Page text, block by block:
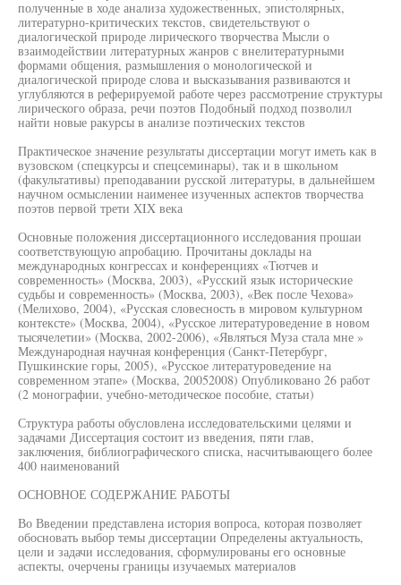
полученные в ходе анализа художественных, эпистолярных,
литературно-критических текстов, свидетельствуют о
диалогической природе лирического творчества Мысли о
взаимодействии литературных жанров с внелитературными
формами общения, размышления о монологической и
диалогической природе слова и высказывания развиваются и
углубляются в реферируемой работе через рассмотрение структуры
лирического образа, речи поэтов Подобный подход позволил
найти новые ракурсы в анализе поэтических текстов
Практическое значение результаты диссертации могут иметь как в
вузовском (спецкурсы и спецсеминары), так и в школьном
(факультативы) преподавании русской литературы, в дальнейшем
научном осмыслении наименее изученных аспектов творчества
поэтов первой трети XIX века
Основные положения диссертационного исследования прошаи
соответствующую апробацию. Прочитаны доклады на
международных конгрессах и конференциях «Тютчев и
современность» (Москва, 2003), «Русский язык исторические
судьбы и современность» (Москва, 2003), «Век после Чехова»
(Мелихово, 2004), «Русская словесность в мировом культурном
контексте» (Москва, 2004), «Русское литературоведение в новом
тысячелетии» (Москва, 2002-2006), «Являться Муза стала мне »
Международная научная конференция (Санкт-Петербург,
Пушкинские горы, 2005), «Русское литературоведение на
современном этапе» (Москва, 20052008) Опубликовано 26 работ
(2 монографии, учебно-методическое пособие, статьи)
Структура работы обусловлена исследовательскими целями и
задачами Диссертация состоит из введения, пяти глав,
заключения, библиографического списка, насчитывающего более
400 наименований
ОСНОВНОЕ СОДЕРЖАНИЕ РАБОТЫ
Во Введении представлена история вопроса, которая позволяет
обосновать выбор темы диссертации Определены актуальность,
цели и задачи исследования, сформулированы его основные
аспекты, очерчены границы изучаемых материалов